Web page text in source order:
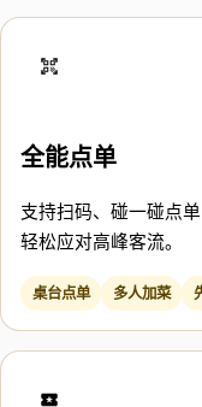
全能点单
支持扫码、碰一碰点
轻松应对高峰客流。
桌台点单 多人加菜